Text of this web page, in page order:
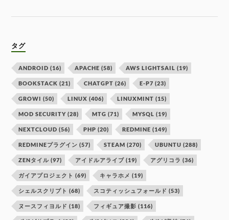
タグ
ANDROID (16) APACHE (58) AWS LIGHTSAIL (19)
BOOKSTACK (21) CHATGPT (26) E-P7 (23)
GROWI (50) LINUX (406) LINUXMINT (15)
MOD SECURITY (28) MTG (71) MYSQL (19)
NEXTCLOUD (56) PHP (20) REDMINE (149)
REDMINEプラグイン (57) STEAM (270) UBUNTU (288)
ZENタイル (97) アイドルアライブ (19) アグリコラ (36)
ガイアプロジェクト (69) キャラホメ (19)
シェルスクリプト (68) スコティッシュフォールド (53)
ヌースフィヨルド (18) フィギュア撮影 (116)